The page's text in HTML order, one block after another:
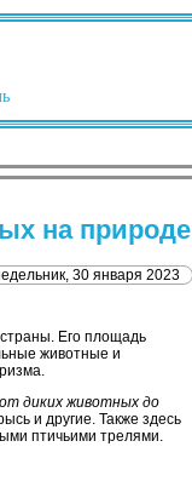
на природе
30 января 2023
Его площадь
животные и
диких животных до
и другие. Также здесь
птичьими трелями.